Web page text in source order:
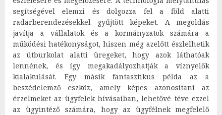
segítségével elemzi és dolgozza fel a föld alatti
radarberendezésekkel gyűjtött képeket. A megoldás
javítja a vállalatok és a kormányzatok számára a
működési hatékonyságot, hiszen még azelőtt észlelhetik
az útburkolat alatti üregeket, hogy azok láthatóak
lennének, és így megakadályozhatják a víznyelők
kialakulását. Egy másik fantasztikus példa az a
beszédelemző eszköz, amely képes azonosítani az
érzelmeket az ügyfelek hívásaiban, lehetővé téve ezzel
az ügyintéző számára, hogy az ügyfélnek megfelelő